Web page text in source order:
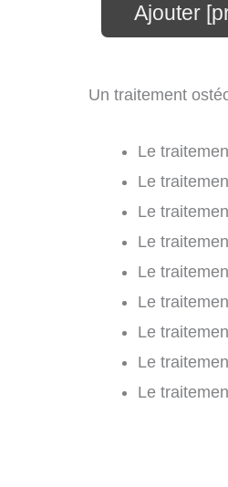
Ajouter
Un traitement
Le
Le
Le
Le
Le
Le
Le
Le
Le